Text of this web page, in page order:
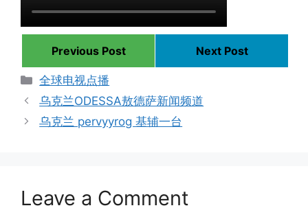
Previous Post
Next Post
Categories
全球电视点播
乌克兰ODESSA敖德萨新闻频道
乌克兰 pervyyrog 基辅一台
Leave a Comment